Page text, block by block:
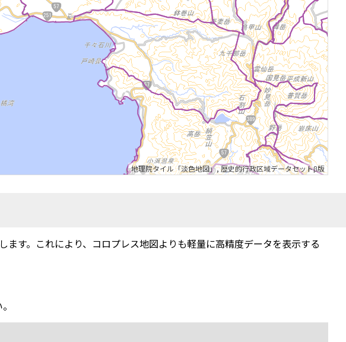
地理院タイル「淡色地図」,歴史的行政区域データセットβ版
ます。これにより、コロプレス地図よりも軽量に高精度データを表示する